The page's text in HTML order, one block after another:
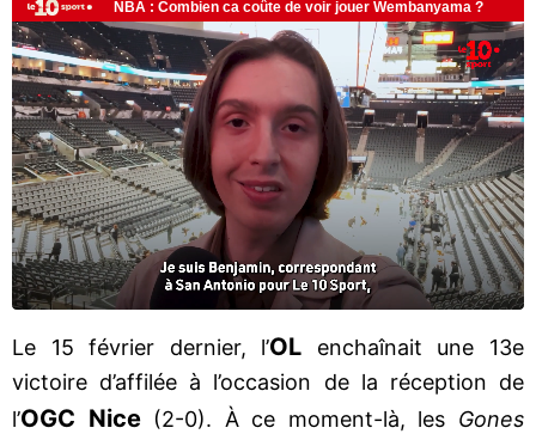
Le 15 février dernier, l’OL enchaînait une 13e
victoire d’affilée à l’occasion de la réception de
l’OGC Nice(2-0). À ce moment-là, les Gones